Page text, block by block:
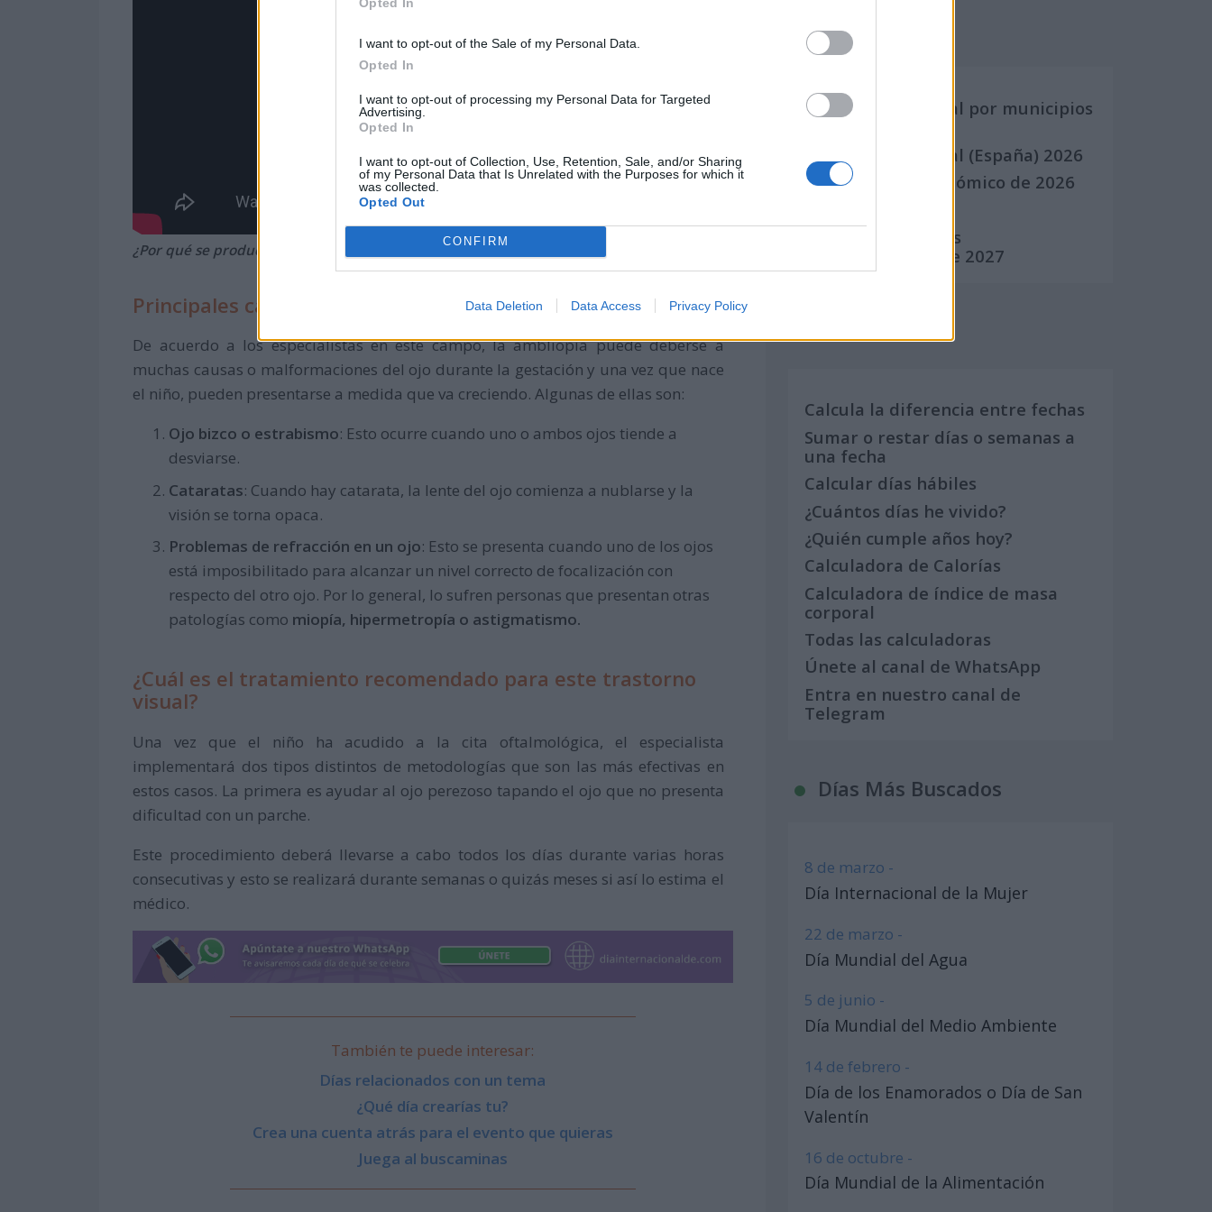
I want to opt-out of the Sale of my Personal Data.
Opted In
I want to opt-out of processing my Personal Data for Targeted
Advertising.
Opted In
I want to opt-out of Collection, Use, Retention, Sale, and/or Sharing
of my Personal Data that Is Unrelated with the Purposes for which it
was collected.
Opted Out
CONFIRM
Data Deletion Data Access Privacy Policy
¿Por qué se produce la ambliopía?
Principales causas de la ambliopía
De acuerdo a los especialistas en este campo, la ambliopía puede deberse a
muchas causas o malformaciones del ojo durante la gestación y una vez que nace
el niño, pueden presentarse a medida que va creciendo. Algunas de ellas son:
Ojo bizco o estrabismo: Esto ocurre cuando uno o ambos ojos tiende a
desviarse.
Cataratas: Cuando hay catarata, la lente del ojo comienza a nublarse y la
visión se torna opaca.
Problemas de refracción en un ojo: Esto se presenta cuando uno de los ojos
está imposibilitado para alcanzar un nivel correcto de focalización con
respecto del otro ojo. Por lo general, lo sufren personas que presentan otras
patologías como miopía, hipermetropía o astigmatismo.
¿Cuál es el tratamiento recomendado para este trastorno
visual?
Una vez que el niño ha acudido a la cita oftalmológica, el especialista
implementará dos tipos distintos de metodologías que son las más efectivas en
estos casos. La primera es ayudar al ojo perezoso tapando el ojo que no presenta
dificultad con un parche.
Este procedimiento deberá llevarse a cabo todos los días durante varias horas
consecutivas y esto se realizará durante semanas o quizás meses si así lo estima el
médico.
También te puede interesar:
Días relacionados con un tema
¿Qué día crearías tu?
Crea una cuenta atrás para el evento que quieras
Juega al buscaminas
Calendarios
Calendario Laboral por municipios
Calendario Laboral (España) 2026
Calendario Astronómico de 2026
Calendario de Días
Internacionales de 2027
Calculadoras
Calcula la diferencia entre fechas
Sumar o restar días o semanas a
una fecha
Calcular días hábiles
¿Cuántos días he vivido?
¿Quién cumple años hoy?
Calculadora de Calorías
Calculadora de índice de masa
corporal
Todas las calculadoras
Únete al canal de WhatsApp
Entra en nuestro canal de
Telegram
Días Más Buscados
8 de marzo -
Día Internacional de la Mujer
22 de marzo -
Día Mundial del Agua
5 de junio -
Día Mundial del Medio Ambiente
14 de febrero -
Día de los Enamorados o Día de San
Valentín
16 de octubre -
Día Mundial de la Alimentación